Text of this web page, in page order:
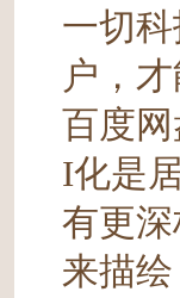
一切
户，
百度
I化是
有更
来描